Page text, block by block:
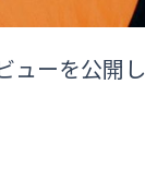
ューを公開し